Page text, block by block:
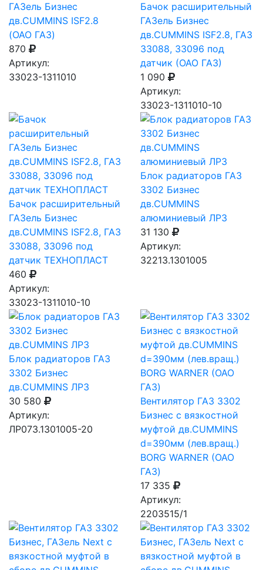
ГАЗель Бизнес
дв.CUMMINS ISF2.8
(ОАО ГАЗ)
870
Артикул:
33023-1311010
Бачок расширительный
ГАЗель Бизнес
дв.CUMMINS ISF2.8, ГАЗ
33088, 33096 под
датчик (ОАО ГАЗ)
1 090
Артикул:
33023-1311010-10
Бачок расширительный
ГАЗель Бизнес
дв.CUMMINS ISF2.8, ГАЗ
33088, 33096 под
датчик ТЕХНОПЛАСТ
460
Артикул:
33023-1311010-10
Блок радиаторов ГАЗ
3302 Бизнес
дв.CUMMINS
алюминиевый ЛРЗ
31 130
Артикул:
32213.1301005
Блок радиаторов ГАЗ
3302 Бизнес
дв.CUMMINS ЛРЗ
30 580
Артикул:
ЛР073.1301005-20
Вентилятор ГАЗ 3302
Бизнес с вязкостной
муфтой дв.CUMMINS
d=390мм (лев.вращ.)
BORG WARNER (ОАО
ГАЗ)
17 335
Артикул:
2203515/1